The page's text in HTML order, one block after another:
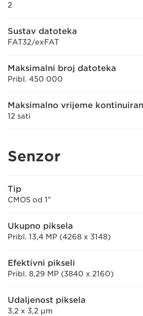
2
Sustav datoteka
FAT32/exFAT
Maksimalni broj datoteka
Pribl. 450 000
Maksimalno vrijeme
12 sati
Senzor
Tip
CMOS od 1"
Ukupno piksela
Pribl. 13,4 MP (4268 x 3148)
Efektivni pikseli
Pribl. 8,29 MP (3840 x 2160)
Udaljenost piksela
3,2 x 3,2 μm